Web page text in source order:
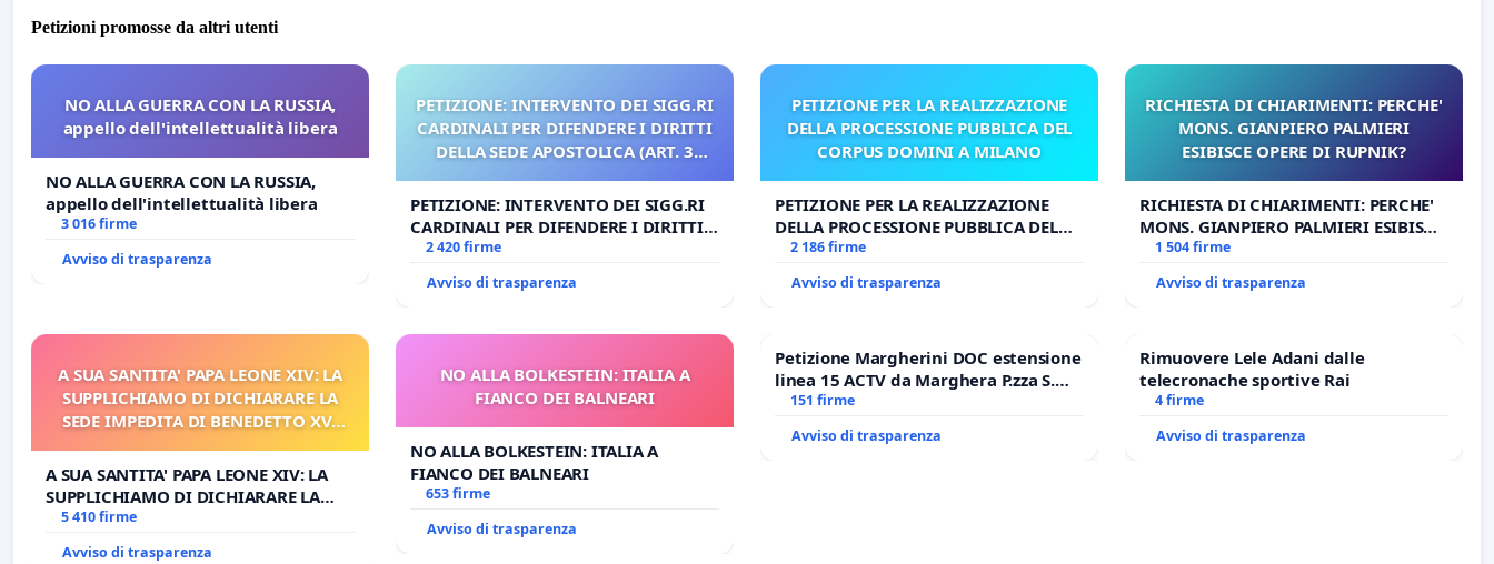
Petizioni promosse da altri utenti
NO ALLA GUERRA CON LA RUSSIA,
appello dell'intellettualità libera
NO ALLA GUERRA CON LA RUSSIA,
appello dell'intellettualità libera
3 016 firme
Avviso di trasparenza
PETIZIONE: INTERVENTO DEI SIGG.RI
CARDINALI PER DIFENDERE I DIRITTI
DELLA SEDE APOSTOLICA (ART. 3
PETIZIONE: INTERVENTO DEI SIGG.RI
CARDINALI PER DIFENDERE I DIRITTI
DELLA SEDE APOSTOLICA (ART. 3 UDG)
2 420 firme
Avviso di trasparenza
PETIZIONE PER LA REALIZZAZIONE
DELLA PROCESSIONE PUBBLICA DEL
CORPUS DOMINI A MILANO
PETIZIONE PER LA REALIZZAZIONE
DELLA PROCESSIONE PUBBLICA DEL
CORPUS DOMINI A MILANO
2 186 firme
Avviso di trasparenza
RICHIESTA DI CHIARIMENTI: PERCHE'
MONS. GIANPIERO PALMIERI
ESIBISCE OPERE DI RUPNIK?
RICHIESTA DI CHIARIMENTI: PERCHE'
MONS. GIANPIERO PALMIERI ESIBISCE
OPERE DI RUPNIK?
1 504 firme
Avviso di trasparenza
A SUA SANTITA' PAPA LEONE XIV: LA
SUPPLICHIAMO DI DICHIARARE LA
SEDE IMPEDITA DI BENEDETTO XVI
PROCESSO
A SUA SANTITA' PAPA LEONE XIV: LA
SUPPLICHIAMO DI DICHIARARE LA
SEDE IMPEDITA DI BENEDETTO XVI E/O
DI FAR APRIRE IL RELATIVO PROCESSO
5 410 firme
Avviso di trasparenza
NO ALLA BOLKESTEIN: ITALIA A
FIANCO DEI BALNEARI
NO ALLA BOLKESTEIN: ITALIA A
FIANCO DEI BALNEARI
653 firme
Avviso di trasparenza
Petizione Margherini DOC estensione
linea 15 ACTV da Marghera P.zza S.
Antonio all'aeroporto Marco Polo
tariffa a € 1,50
151 firme
Avviso di trasparenza
Rimuovere Lele Adani dalle
telecronache sportive Rai
4 firme
Avviso di trasparenza